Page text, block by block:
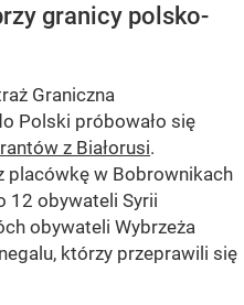
granicy polsko-
Graniczna
Polski próbowało się
z Białorusi.
placówkę w Bobrownikach
12 obywateli Syrii
obywateli Wybrzeża
którzy przeprawili się